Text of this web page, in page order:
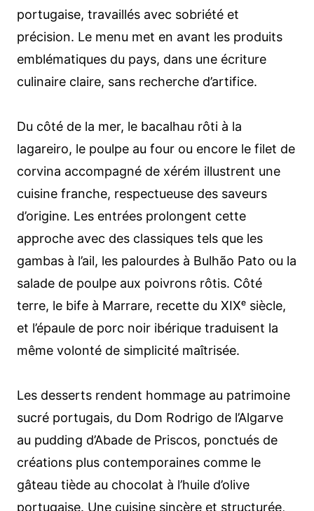
portugaise, travaillés avec sobriété et
précision. Le menu met en avant les produits
emblématiques du pays, dans une écriture
culinaire claire, sans recherche d’artifice.
Du côté de la mer, le bacalhau rôti à la
lagareiro, le poulpe au four ou encore le filet de
corvina accompagné de xérém illustrent une
cuisine franche, respectueuse des saveurs
d’origine. Les entrées prolongent cette
approche avec des classiques tels que les
gambas à l’ail, les palourdes à Bulhão Pato ou la
salade de poulpe aux poivrons rôtis. Côté
terre, le bife à Marrare, recette du XIXᵉ siècle,
et l’épaule de porc noir ibérique traduisent la
même volonté de simplicité maîtrisée.
Les desserts rendent hommage au patrimoine
sucré portugais, du Dom Rodrigo de l’Algarve
au pudding d’Abade de Priscos, ponctués de
créations plus contemporaines comme le
gâteau tiède au chocolat à l’huile d’olive
portugaise. Une cuisine sincère et structurée,